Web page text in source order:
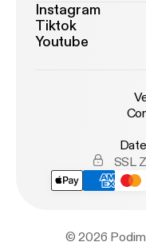
Instagram
Tiktok
Youtube
SSL
© 2026